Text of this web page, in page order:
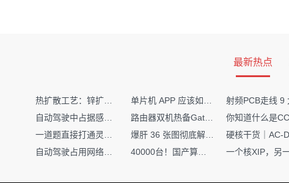
输入ADC或计数模块；
转换为转速数值。
2.5 扭矩检测电路设计
最新热点